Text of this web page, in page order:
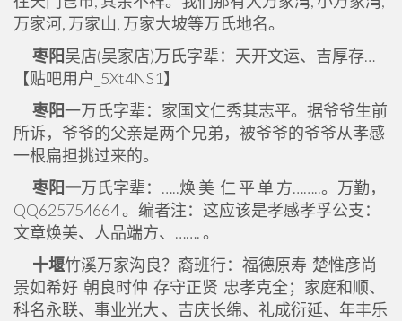
万家河, 万家山, 万家大坡等万氏地名。
枣阳吴店(吴家店)万氏字辈：天开文运、吉厚存…
【贴吧用户_5Xt4NS1】
枣阳一万氏字辈：家国文仁秀其志平。据爷爷生前
所诉，爷爷的父亲是两个兄弟，被爷爷的爷爷从孝感
一根扁担挑过来的。
枣阳一万氏字辈：…..焕 美 仁 平 单 方……..。万勤，
QQ625754664 。编者注：这应该是孝感孝孚公支：
文章焕美、人品端方、……. 。
十堰竹溪万家沟良？裔班行：福德原寿 楚惟彦尚
景如希好 朝良时仲 存守正贤 忠孝克全；家庭和顺、
科名永联、事业光大 、吉庆长绵、礼成衍延、年丰乐